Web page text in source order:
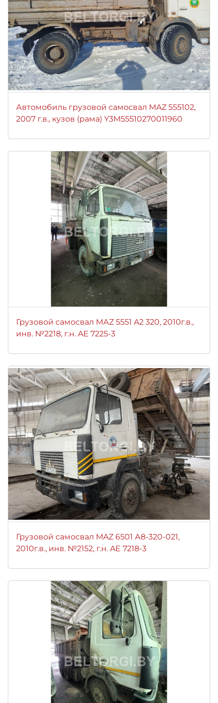
Автомобиль грузовой самосвал MAZ 555102,
2007 г.в., кузов (рама) Y3M55510270011960
Грузовой самосвал МАZ 5551 A2 320, 2010г.в.,
инв. №2218, г.н. AE 7225-3
Грузовой самосвал MAZ 6501 А8-320-021,
2010г.в., инв. №2152, г.н. AE 7218-3